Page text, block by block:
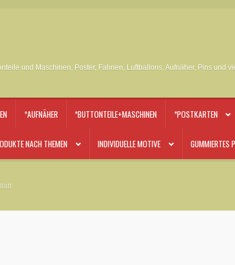
und Maschinen, Poster, Fahnen, Luftballons, Aufnäher, Pins und
*AUFNÄHER *BUTTONTEILE+MASCHINEN *POSTKARTEN
NACH THEMEN INDIVIDUELLE MOTIVE GUMMIERTES